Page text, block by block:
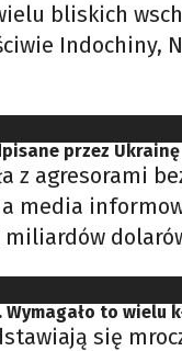
bliskich
Indochiny,
przez Ukrainę
z agresorami
media
to wielu
się